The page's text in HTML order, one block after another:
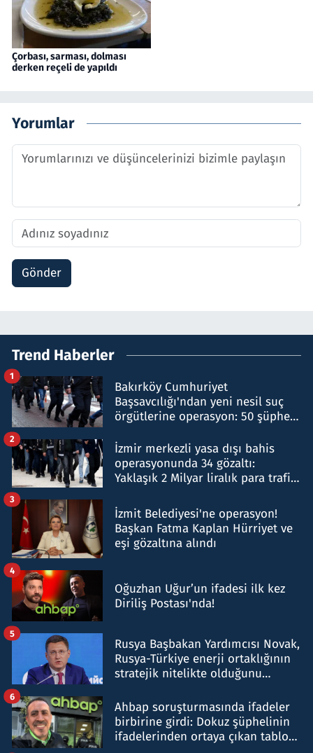
Çorbası, sarması, dolması
derken reçeli de yapıldı
Yorumlar
Gönder
Trend Haberler
Bakırköy Cumhuriyet
Başsavcılığı'ndan yeni nesil suç
örgütlerine operasyon: 50 şüpheli
1
İzmir merkezli yasa dışı bahis
operasyonunda 34 gözaltı:
Yaklaşık 2 Milyar liralık para trafiği
2
İzmit Belediyesi'ne operasyon!
Başkan Fatma Kaplan Hürriyet ve
eşi gözaltına alındı
3
Oğuzhan Uğur’un ifadesi ilk kez
Diriliş Postası'nda!
4
Rusya Başbakan Yardımcısı Novak,
Rusya-Türkiye enerji ortaklığının
stratejik nitelikte olduğunu
5
Ahbap soruşturmasında ifadeler
birbirine girdi: Dokuz şüphelinin
ifadelerinden ortaya çıkan tablo
6